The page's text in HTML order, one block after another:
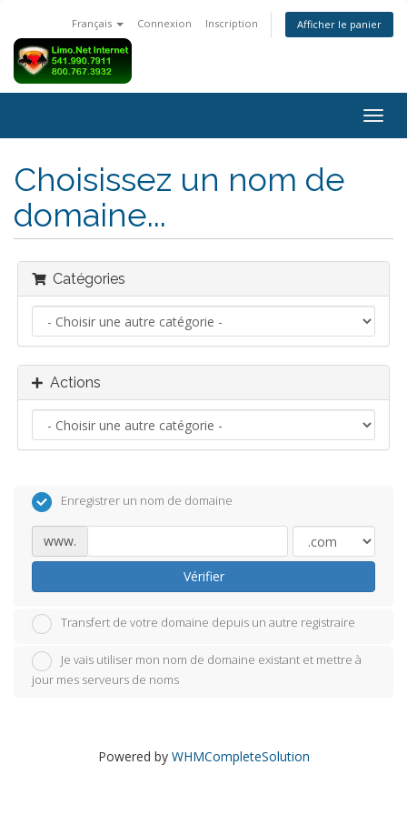
Français Connexion Inscription Afficher le panier
la
Choisissez un nom de
domaine...
Catégories
Actions
Enregistrer un nom de domaine
www.
Vérifier
Transfert de votre domaine depuis un autre registraire
Je vais utiliser mon nom de domaine existant et mettre à
jour mes serveurs de noms
Powered by WHMCompleteSolution